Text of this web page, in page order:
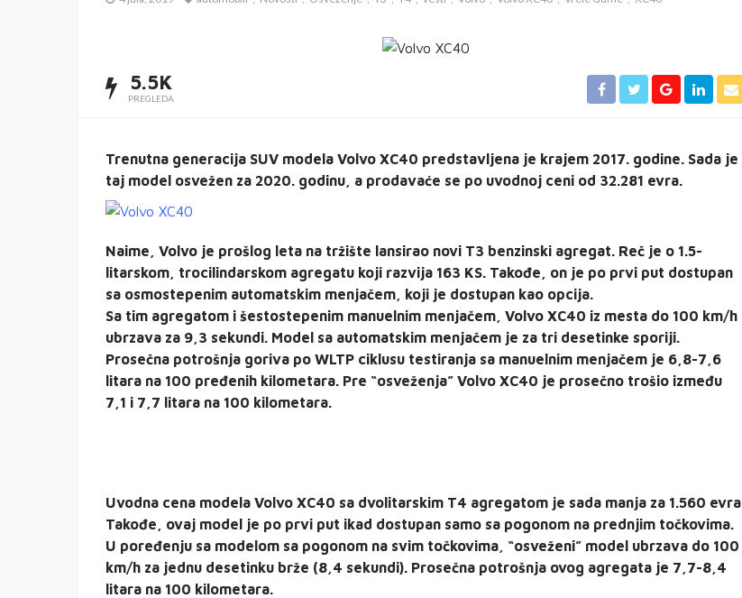
5.5K
PREGLEDA
Trenutna generacija SUV modela Volvo XC40 predstavljena je krajem 2017. godine. Sada je
taj model osvežen za 2020. godinu, a prodavaće se po uvodnoj ceni od 32.281 evra.
Naime, Volvo je prošlog leta na tržište lansirao novi T3 benzinski agregat. Reč je o 1.5-
litarskom, trocilindarskom agregatu koji razvija 163 KS. Takođe, on je po prvi put dostupan
sa osmostepenim automatskim menjačem, koji je dostupan kao opcija.
Sa tim agregatom i šestostepenim manuelnim menjačem, Volvo XC40 iz mesta do 100 km/h
ubrzava za 9,3 sekundi. Model sa automatskim menjačem je za tri desetinke sporiji.
Prosečna potrošnja goriva po WLTP ciklusu testiranja sa manuelnim menjačem je 6,8-7,6
litara na 100 pređenih kilometara. Pre “osveženja” Volvo XC40 je prosečno trošio između
7,1 i 7,7 litara na 100 kilometara.
Uvodna cena modela Volvo XC40 sa dvolitarskim T4 agregatom je sada manja za 1.560 evra.
Takođe, ovaj model je po prvi put ikad dostupan samo sa pogonom na prednjim točkovima.
U poređenju sa modelom sa pogonom na svim točkovima, “osveženi” model ubrzava do 100
km/h za jednu desetinku brže (8,4 sekundi). Prosečna potrošnja ovog agregata je 7,7-8,4
litara na 100 kilometara.